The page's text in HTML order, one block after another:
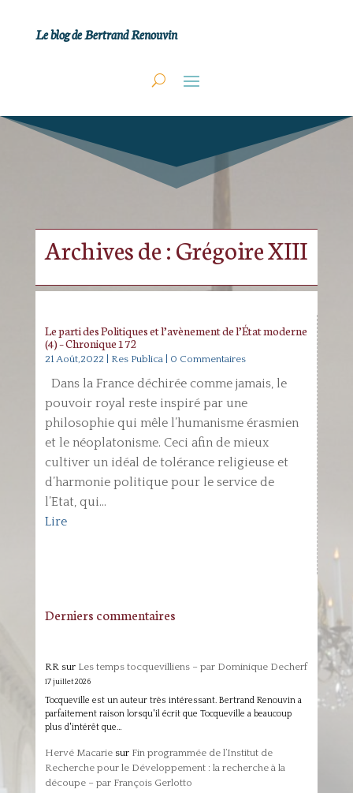
Le blog de Bertrand Renouvin
Archives de : Grégoire XIII
Le parti des Politiques et l’avènement de l’État moderne
(4) – Chronique 172
21 Août,2022 Res Publica| 0 Commentaires
Dans la France déchirée comme jamais, le
pouvoir royal reste inspiré par une
philosophie qui mêle l’humanisme érasmien
et le néoplatonisme. Ceci afin de mieux
cultiver un idéal de tolérance religieuse et
d’harmonie politique pour le service de
l’Etat, qui...
Lire
Derniers commentaires
RRsur Les temps tocquevilliens – par Dominique Decherf
17 juillet 2026
Tocqueville est un auteur très intéressant. Bertrand Renouvin a
parfaitement raison lorsqu'il écrit que Tocqueville a beaucoup
plus d'intérêt que…
Hervé Macariesur Fin programmée de l’Institut de
Recherche pour le Développement : la recherche à la
découpe – par François Gerlotto